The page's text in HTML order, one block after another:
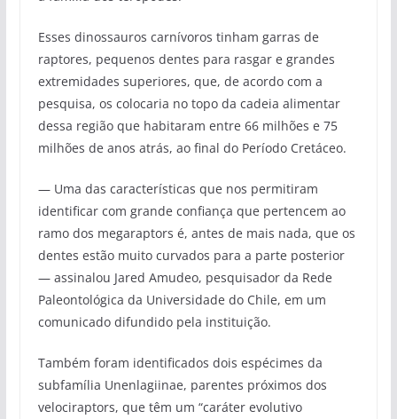
Esses dinossauros carnívoros tinham garras de
raptores, pequenos dentes para rasgar e grandes
extremidades superiores, que, de acordo com a
pesquisa, os colocaria no topo da cadeia alimentar
dessa região que habitaram entre 66 milhões e 75
milhões de anos atrás, ao final do Período Cretáceo.
— Uma das características que nos permitiram
identificar com grande confiança que pertencem ao
ramo dos megaraptors é, antes de mais nada, que os
dentes estão muito curvados para a parte posterior
— assinalou Jared Amudeo, pesquisador da Rede
Paleontológica da Universidade do Chile, em um
comunicado difundido pela instituição.
Também foram identificados dois espécimes da
subfamília Unenlagiinae, parentes próximos dos
velociraptors, que têm um “caráter evolutivo